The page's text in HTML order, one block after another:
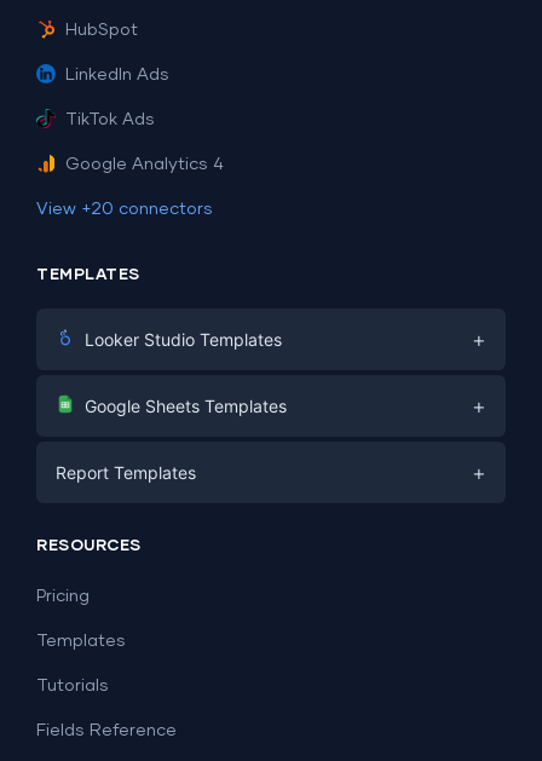
HubSpot
LinkedIn Ads
TikTok Ads
Google Analytics 4
View +20 connectors
TEMPLATES
Looker Studio Templates +
Digital Marketing
PPC
SEO
Lead Generation
Facebook Ads
Google Sheets Templates +
Social Media
Report Templates +
Dashboard Examples
RESOURCES
Pricing
Templates
Tutorials
Fields Reference